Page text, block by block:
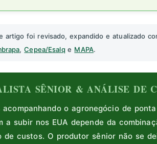
artigo foi revisado, expandido e atualizado
,Cepea/Esalq e MAPA.
SÊNIOR & ANÁLISE DE
o agronegócio de
a subir nos EUA depende da
custos. O produtor sênior não se